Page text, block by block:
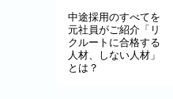
中途採用のすべてを
元社員がご紹介「リ
クルートに合格する
人材、しない人材」
とは？